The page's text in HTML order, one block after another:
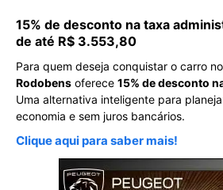
15% de desconto na taxa
de até R$ 3.553,80
Para quem deseja conquistar o carro
Rodobens oferece 15% de desconto
Uma alternativa inteligente para
economia e sem juros bancários.
Clique aqui para saber mais!